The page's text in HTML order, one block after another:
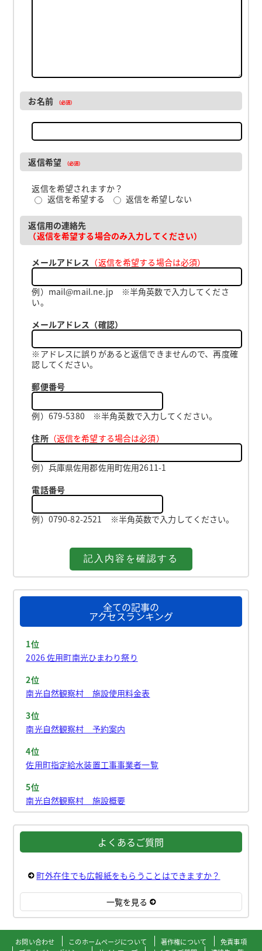
お名前 （必須）
返信希望 （必須）
返信を希望されますか？
返信を希望する
返信を希望しない
返信用の連絡先
（返信を希望する場合のみ入力してください）
メールアドレス （返信を希望する場合は必須）
例）mail@mail.ne.jp ※半角英数で入力してくださ
い。
メールアドレス（確認）
※アドレスに誤りがあると返信できませんので、再度確
認してください。
郵便番号
例）679-5380 ※半角英数で入力してください。
住所（返信を希望する場合は必須）
例）兵庫県佐用郡佐用町佐用2611-1
電話番号
例）0790-82-2521 ※半角英数で入力してください。
全ての記事の
アクセスランキング
1位
2026 佐用町南光ひまわり祭り
2位
南光自然観察村 施設使用料金表
3位
南光自然観察村 予約案内
4位
佐用町指定給水装置工事事業者一覧
5位
南光自然観察村 施設概要
よくあるご質問
町外在住でも広報紙をもらうことはできますか？
一覧を見る
お問い合わせ このホームページについて 著作権について
免責事項